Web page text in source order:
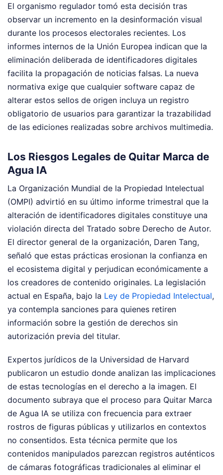
El organismo regulador tomó esta decisión tras
observar un incremento en la desinformación visual
durante los procesos electorales recientes. Los
informes internos de la Unión Europea indican que la
eliminación deliberada de identificadores digitales
facilita la propagación de noticias falsas. La nueva
normativa exige que cualquier software capaz de
alterar estos sellos de origen incluya un registro
obligatorio de usuarios para garantizar la trazabilidad
de las ediciones realizadas sobre archivos multimedia.
Los Riesgos Legales de Quitar Marca de
Agua IA
La Organización Mundial de la Propiedad Intelectual
(OMPI) advirtió en su último informe trimestral que la
alteración de identificadores digitales constituye una
violación directa del Tratado sobre Derecho de Autor.
El director general de la organización, Daren Tang,
señaló que estas prácticas erosionan la confianza en
el ecosistema digital y perjudican económicamente a
los creadores de contenido originales. La legislación
actual en España, bajo la Ley de Propiedad Intelectual,
ya contempla sanciones para quienes retiren
información sobre la gestión de derechos sin
autorización previa del titular.
Expertos jurídicos de la Universidad de Harvard
publicaron un estudio donde analizan las implicaciones
de estas tecnologías en el derecho a la imagen. El
documento subraya que el proceso para Quitar Marca
de Agua IA se utiliza con frecuencia para extraer
rostros de figuras públicas y utilizarlos en contextos
no consentidos. Esta técnica permite que los
contenidos manipulados parezcan registros auténticos
de cámaras fotográficas tradicionales al eliminar el